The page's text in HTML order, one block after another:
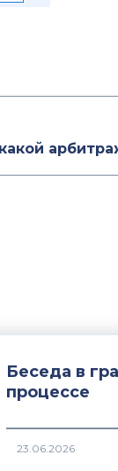
Беседа в
процессе